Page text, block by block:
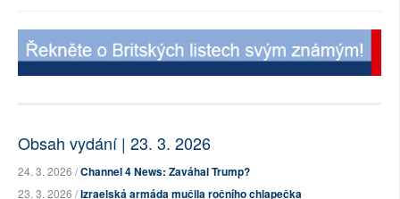
Obsah vydání | 23. 3. 2026
24. 3. 2026 /Channel 4 News: Zaváhal Trump?
23. 3. 2026 /Izraelská armáda mučila ročního chlapečka